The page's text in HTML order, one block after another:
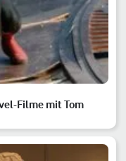
Filme mit Tom